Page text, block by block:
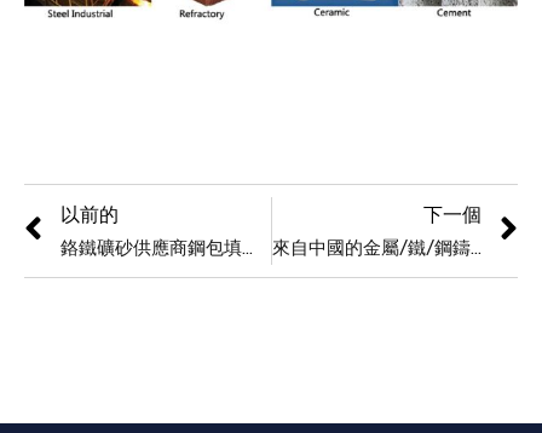
以前的
鉻鐵礦砂供應商鋼包填充砂AFS30-35鉻鐵礦砂
下一個
來自中國的金屬/鐵/鋼鑄造鉻鐵礦砂